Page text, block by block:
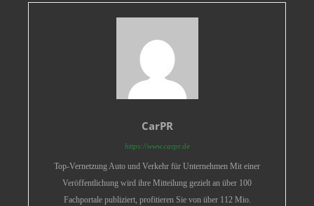
CarPR
https://www.carpr.de
Top-Vernetzung Auto und Verkehr für Unternehmen Mit einer
Veröffentlichung wird ihre Mitteilung gezielt an über 100
Fachportale publiziert, profitieren Sie von über 112 Mio.